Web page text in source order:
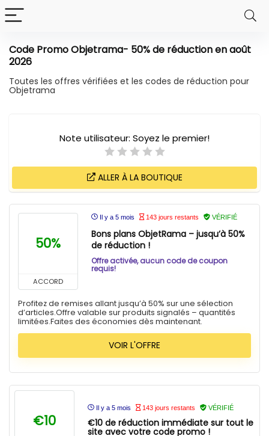
Code Promo Objetrama- 50% de réduction en août
2026
Toutes les offres vérifiées et les codes de réduction pour
Objetrama
Note utilisateur: Soyez le premier!
ALLER À LA BOUTIQUE
50%
ACCORD
Il y a 5 mois 143 jours restants VÉRIFIÉ
Bons plans ObjetRama – jusqu’à 50%
de réduction !
Offre activée, aucun code de coupon
requis!
Profitez de remises allant jusqu’à 50% sur une sélection
d’articles.Offre valable sur produits signalés – quantités
limitées.Faites des économies dès maintenant.
VOIR L'OFFRE
€10
Il y a 5 mois 143 jours restants VÉRIFIÉ
€10 de réduction immédiate sur tout le
site avec votre code promo !